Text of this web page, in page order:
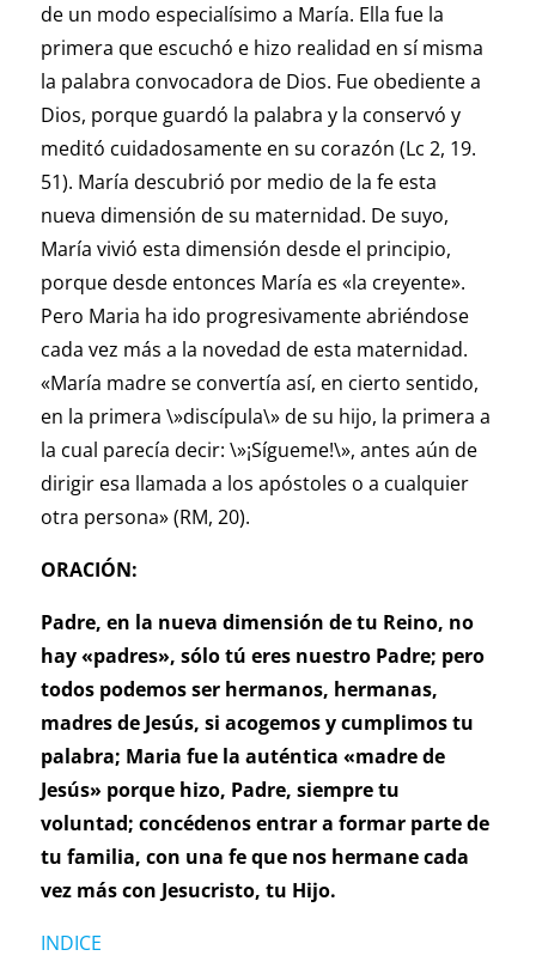
de un modo especialísimo a María. Ella fue la
primera que escuchó e hizo realidad en sí misma
la palabra convocadora de Dios. Fue obediente a
Dios, porque guardó la palabra y la conservó y
meditó cuidadosamente en su corazón (Lc 2, 19.
51). María descubrió por medio de la fe esta
nueva dimensión de su maternidad. De suyo,
María vivió esta dimensión desde el principio,
porque desde entonces María es «la creyente».
Pero Maria ha ido progresivamente abriéndose
cada vez más a la novedad de esta maternidad.
«María madre se convertía así, en cierto sentido,
en la primera \»discípula\» de su hijo, la primera a
la cual parecía decir: \»¡Sígueme!\», antes aún de
dirigir esa llamada a los apóstoles o a cualquier
otra persona» (RM, 20).
ORACIÓN:
Padre, en la nueva dimensión de tu Reino, no
hay «padres», sólo tú eres nuestro Padre; pero
todos podemos ser hermanos, hermanas,
madres de Jesús, si acogemos y cumplimos tu
palabra; Maria fue la auténtica «madre de
Jesús» porque hizo, Padre, siempre tu
voluntad; concédenos entrar a formar parte de
tu familia, con una fe que nos hermane cada
vez más con Jesucristo, tu Hijo.
INDICE